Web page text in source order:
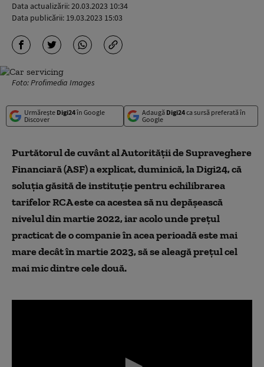
Data actualizării:20.03.2023 10:34
Data publicării: 19.03.2023 15:03
Foto: Profimedia Images
Urmărește Digi24în Google
Discover
Adaugă Digi24ca sursă preferată în
Google
Purtătorul de cuvânt al Autorității de Supraveghere
Financiară (ASF) a explicat, duminică, la Digi24, că
soluția găsită de instituție pentru echilibrarea
tarifelor RCA este ca acestea să nu depășească
nivelul din martie 2022, iar acolo unde prețul
practicat de o companie în acea perioadă este mai
mare decât în martie 2023, să se aleagă prețul cel
mai mic dintre cele două.